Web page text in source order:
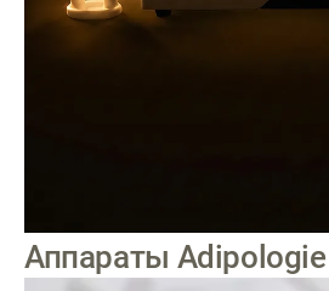
Аппараты Adipologie